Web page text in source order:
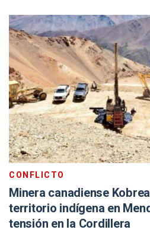
CONFLICTO
Minera canadiense
territorio indígena en
tensión en la Cordillera